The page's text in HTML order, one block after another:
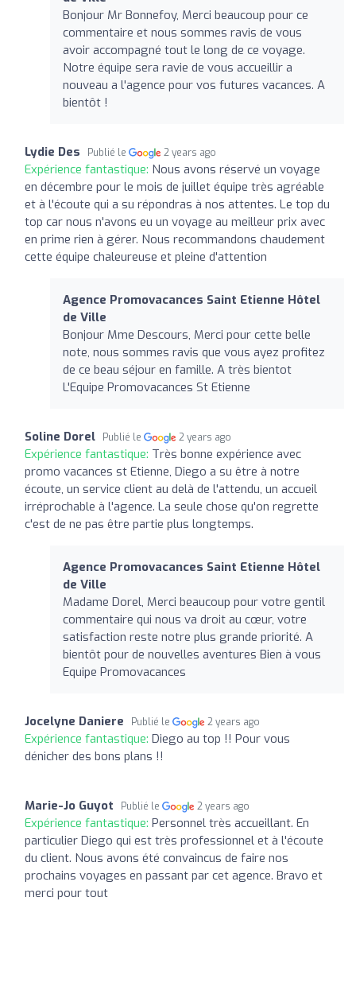
Bonjour Mr Bonnefoy, Merci beaucoup pour ce
commentaire et nous sommes ravis de vous
avoir accompagné tout le long de ce voyage.
Notre équipe sera ravie de vous accueillir a
nouveau a l'agence pour vos futures vacances. A
bientôt !
Lydie Des Publié le 2 years ago
Expérience fantastique: Nous avons réservé un voyage
en décembre pour le mois de juillet équipe très agréable
et à l'écoute qui a su répondras à nos attentes. Le top du
top car nous n'avons eu un voyage au meilleur prix avec
en prime rien à gérer. Nous recommandons chaudement
cette équipe chaleureuse et pleine d'attention
Agence Promovacances Saint Etienne Hôtel
de Ville
Bonjour Mme Descours, Merci pour cette belle
note, nous sommes ravis que vous ayez profitez
de ce beau séjour en famille. A très bientot
L'Equipe Promovacances St Etienne
Soline Dorel Publié le 2 years ago
Expérience fantastique: Très bonne expérience avec
promo vacances st Etienne, Diego a su être à notre
écoute, un service client au delà de l'attendu, un accueil
irréprochable à l'agence. La seule chose qu'on regrette
c'est de ne pas être partie plus longtemps.
Agence Promovacances Saint Etienne Hôtel
de Ville
Madame Dorel, Merci beaucoup pour votre gentil
commentaire qui nous va droit au cœur, votre
satisfaction reste notre plus grande priorité. A
bientôt pour de nouvelles aventures Bien à vous
Equipe Promovacances
Jocelyne Daniere Publié le 2 years ago
Expérience fantastique: Diego au top !! Pour vous
dénicher des bons plans !!
Marie-Jo Guyot Publié le 2 years ago
Expérience fantastique: Personnel très accueillant. En
particulier Diego qui est très professionnel et à l'écoute
du client. Nous avons été convaincus de faire nos
prochains voyages en passant par cet agence. Bravo et
merci pour tout